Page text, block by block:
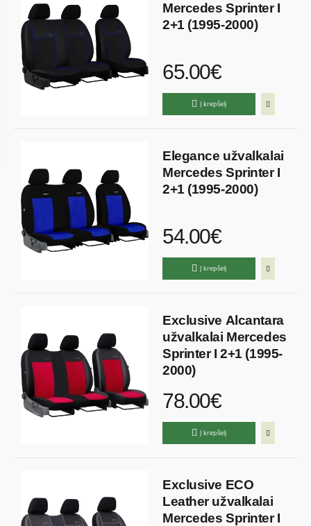
Mercedes Sprinter I
2+1 (1995-2000)
65.00€
Į krepšelį
Elegance užvalkalai
Mercedes Sprinter I
2+1 (1995-2000)
54.00€
Į krepšelį
Exclusive Alcantara
užvalkalai Mercedes
Sprinter I 2+1 (1995-
2000)
78.00€
Į krepšelį
Exclusive ECO
Leather užvalkalai
Mercedes Sprinter I